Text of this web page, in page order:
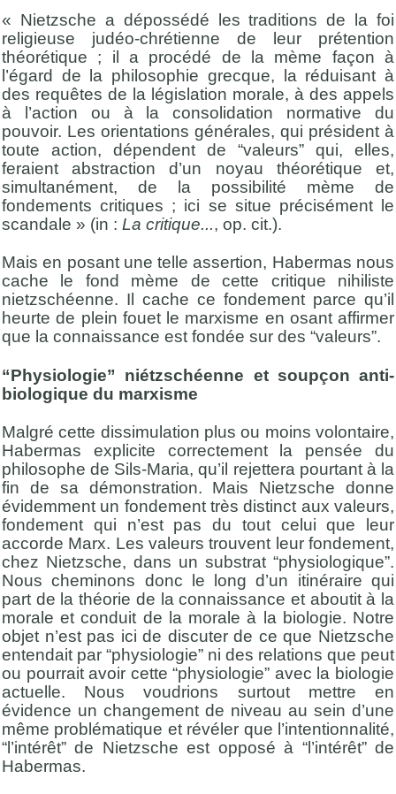
« Nietzsche a dépossédé les traditions de la foi
religieuse judéo-chrétienne de leur prétention
théorétique ; il a procédé de la mème façon à
l’égard de la philosophie grecque, la réduisant à
des requêtes de la législation morale, à des appels
à l’action ou à la consolidation normative du
pouvoir. Les orientations générales, qui président à
toute action, dépendent de “valeurs” qui, elles,
feraient abstraction d’un noyau théorétique et,
simultanément, de la possibilité mème de
fondements critiques ; ici se situe précisément le
scandale » (in : La critique..., op. cit.).
Mais en posant une telle assertion, Habermas nous
cache le fond mème de cette critique nihiliste
nietzschéenne. Il cache ce fondement parce qu’il
heurte de plein fouet le marxisme en osant affirmer
que la connaissance est fondée sur des “valeurs”.
“Physiologie” niétzschéenne et soupçon anti-
biologique du marxisme
Malgré cette dissimulation plus ou moins volontaire,
Habermas explicite correctement la pensée du
philosophe de Sils-Maria, qu’il rejettera pourtant à la
fin de sa démonstration. Mais Nietzsche donne
évidemment un fondement très distinct aux valeurs,
fondement qui n’est pas du tout celui que leur
accorde Marx. Les valeurs trouvent leur fondement,
chez Nietzsche, dans un substrat “physiologique”.
Nous cheminons donc le long d’un itinéraire qui
part de la théorie de la connaissance et aboutit à la
morale et conduit de la morale à la biologie. Notre
objet n’est pas ici de discuter de ce que Nietzsche
entendait par “physiologie” ni des relations que peut
ou pourrait avoir cette “physiologie” avec la biologie
actuelle. Nous voudrions surtout mettre en
évidence un changement de niveau au sein d’une
même problématique et révéler que l’intentionnalité,
“l’intérêt” de Nietzsche est opposé à “l’intérêt” de
Habermas.